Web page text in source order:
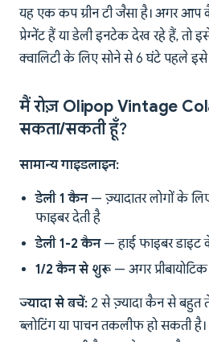
यह एक कप ग्रीन टी जैसा है। अगर आप
प्रेग्नेंट हैं या डेली इनटेक देख रहे हैं, तो
क्वालिटी के लिए सोने से 6 घंटे पहले इसे
मैं रोज़ Olipop Vintage
सकता/सकती हूँ?
सामान्य गाइडलाइन:
डेली 1 कैन— ज़्यादातर लोगों के
फाइबर देती है
डेली 1-2 कैन— हाई फाइबर डाइट
1/2 कैन से शुरू — अगर
ज्यादा से बचें: 2 से ज़्यादा कैन से बहुत
ब्लोटिंग या पाचन तकलीफ हो सकती